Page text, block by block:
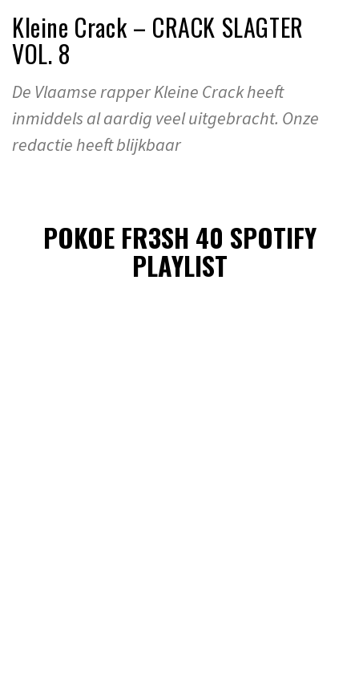
Kleine Crack – CRACK SLAGTER
VOL. 8
De Vlaamse rapper Kleine Crack heeft
inmiddels al aardig veel uitgebracht. Onze
redactie heeft blijkbaar
POKOE FR3SH 40 SPOTIFY
PLAYLIST